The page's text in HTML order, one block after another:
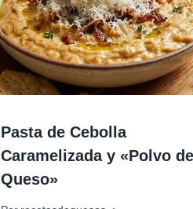
Pasta de Cebolla
Caramelizada y «Polvo de
Queso»